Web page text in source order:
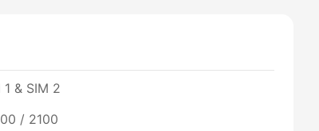
& SIM 2
/ 2100